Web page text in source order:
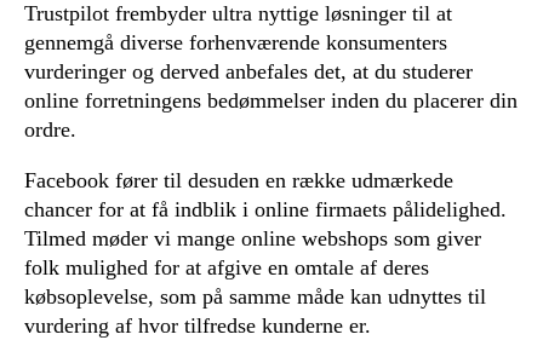
Trustpilot frembyder ultra nyttige løsninger til at
gennemgå diverse forhenværende konsumenters
vurderinger og derved anbefales det, at du studerer
online forretningens bedømmelser inden du placerer din
ordre.
Facebook fører til desuden en række udmærkede
chancer for at få indblik i online firmaets pålidelighed.
Tilmed møder vi mange online webshops som giver
folk mulighed for at afgive en omtale af deres
købsoplevelse, som på samme måde kan udnyttes til
vurdering af hvor tilfredse kunderne er.